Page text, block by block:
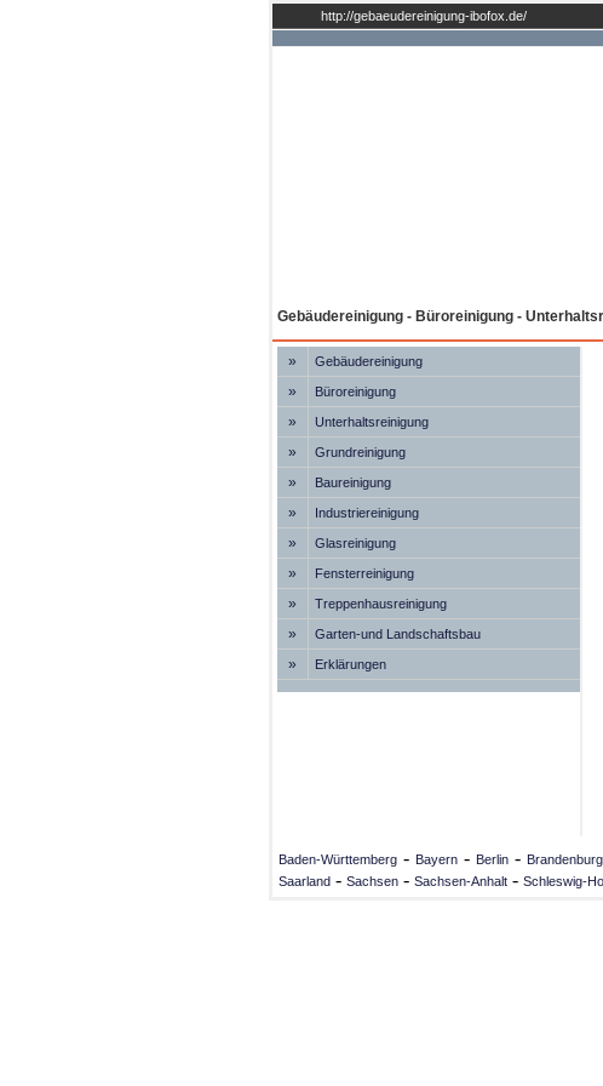
http://gebaeudereinigung-ibofox.de/
Gebäudereinigung - Büroreinigung -
» Gebäudereinigung
» Büroreinigung
» Unterhaltsreinigung
» Grundreinigung
» Baureinigung
» Industriereinigung
» Glasreinigung
» Fensterreinigung
» Treppenhausreinigung
» Garten-und Landschaftsbau
» Erklärungen
Baden-Württemberg - Bayern - Berlin - Brandenburg
Saarland - Sachsen - Sachsen-Anhalt - Schleswig-